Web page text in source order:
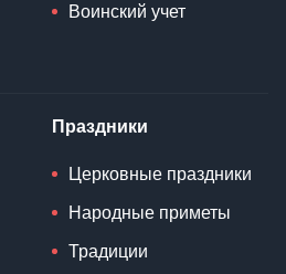
Воинский учет
Праздники
Церковные праздники
Народные приметы
Традиции